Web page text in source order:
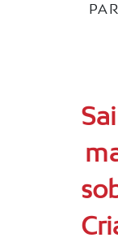
PAR